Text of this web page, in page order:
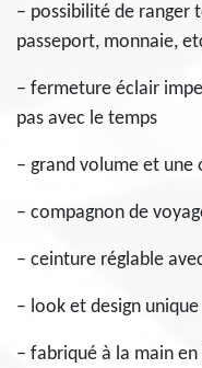
– possibilité de ranger
passeport, monnaie,
– fermeture éclair
pas avec le temps
– grand volume et une
– compagnon de
– ceinture réglable
– look et design unique
– fabriqué à la main